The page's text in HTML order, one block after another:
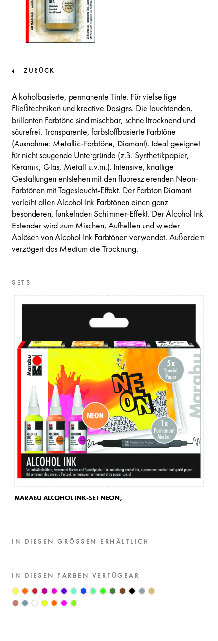
ZURÜCK
Alkoholbasierte, permanente Tinte. Für vielseitige
Fließtechniken und kreative Designs. Die leuchtenden,
brillanten Farbtöne sind mischbar, schnelltrocknend und
säurefrei. Transparente, farbstoffbasierte Farbtöne
(Ausnahme: Metallic-Farbtöne, Diamant). Ideal geeignet
für nicht saugende Untergründe (z.B. Synthetikpapier,
Keramik, Glas, Metall u.v.m.). Intensive, knallige
Gestaltungen entstehen mit den fluoreszierenden Neon-
Farbtönen mit Tagesleucht-Effekt. Der Farbton Diamant
verleiht allen Alcohol Ink Farbtönen einen ganz
besonderen, funkelnden Schimmer-Effekt. Der Alcohol Ink
Extender wird zum Mischen, Aufhellen und wieder
Ablösen von Alcohol Ink Farbtönen verwendet. Außerdem
verzögert das Medium die Trocknung.
SETS
MARABU ALCOHOL INK-SET NEON,
IN DIESEN GRÖSSEN ERHÄLTLICH
IN DIESEN FARBEN VERFÜGBAR